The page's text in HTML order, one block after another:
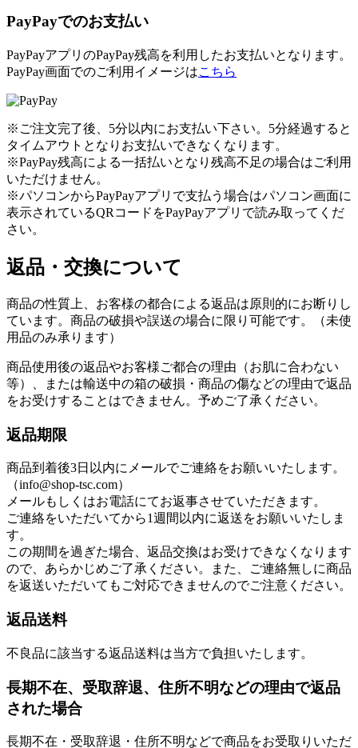
PayPayでのお支払い
PayPayアプリのPayPay残高を利用したお支払いとなります。
PayPay画面でのご利用イメージはこちら
※ご注文完了後、5分以内にお支払い下さい。5分経過すると
タイムアウトとなりお支払いできなくなります。
※PayPay残高による一括払いとなり残高不足の場合はご利用
いただけません。
※パソコンからPayPayアプリで支払う場合はパソコン画面に
表示されているQRコードをPayPayアプリで読み取ってくだ
さい。
返品・交換について
商品の性質上、お客様の都合による返品は原則的にお断りし
ています。商品の破損や誤送の場合に限り可能です。（未使
用品のみ承ります）
商品使用後の返品やお客様ご都合の理由（お肌に合わない
等）、または輸送中の箱の破損・商品の傷などの理由で返品
をお受けすることはできません。予めご了承ください。
返品期限
商品到着後3日以内にメールでご連絡をお願いいたします。
（info@shop-tsc.com）
メールもしくはお電話にてお返事させていただきます。
ご連絡をいただいてから1週間以内に返送をお願いいたしま
す。
この期間を過ぎた場合、返品交換はお受けできなくなります
ので、あらかじめご了承ください。また、ご連絡無しに商品
を返送いただいてもご対応できませんのでご注意ください。
返品送料
不良品に該当する返品送料は当方で負担いたします。
長期不在、受取辞退、住所不明などの理由で返品
された場合
長期不在・受取辞退・住所不明などで商品をお受取りいただ